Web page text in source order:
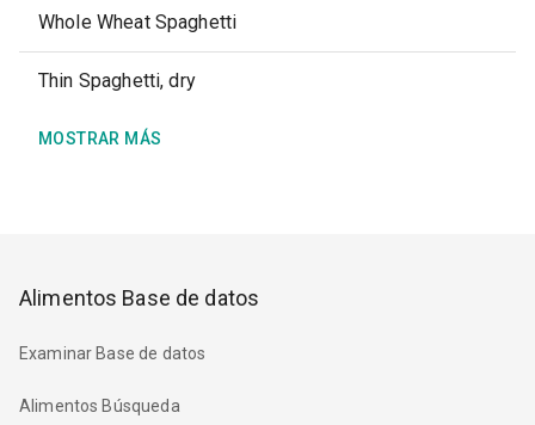
Whole Wheat Spaghetti
Thin Spaghetti, dry
MOSTRAR MÁS
Alimentos Base de datos
Examinar Base de datos
Alimentos Búsqueda